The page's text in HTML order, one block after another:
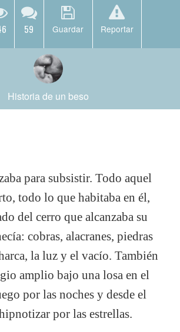
59 Guardar Reportar
Historia de un beso
para subsistir. Todo aquel
todo lo que habitaba en él,
del cerro que alcanzaba su
cobras, alacranes, piedras
la luz y el vacío. También
amplio bajo una losa en el
por las noches y desde el
por las estrellas.